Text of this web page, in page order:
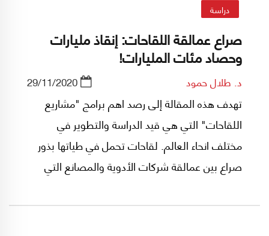
دراسة
صراع عمالقة اللقاحات: إنقاذ مليارات
وحصاد مئات المليارات!
د. طلال حمود 29/11/2020
تهدف هذه المقالة إلى رصد اهم برامج "مشاريع
اللقاحات" التي هي قيد الدراسة والتطوير في
مختلف انحاء العالم. لقاحات تحمل في طياتها بذور
صراع بين عمالقة شركات الأدوية والمصانع التي
الحياة البشرية"!